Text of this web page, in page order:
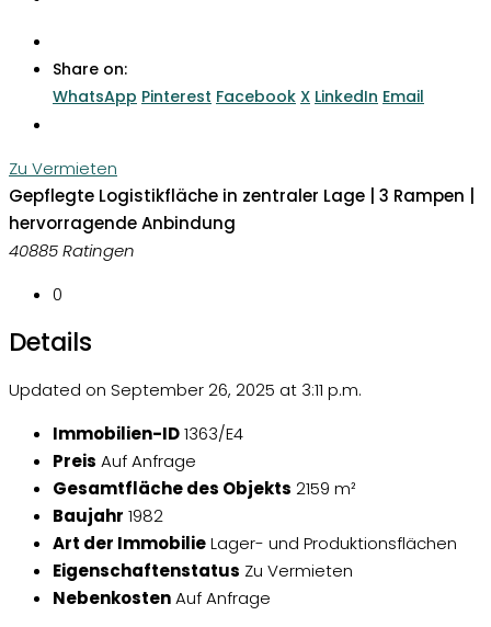
Share on:
WhatsApp Pinterest Facebook X LinkedIn Email
Zu Vermieten
Gepflegte Logistikfläche in zentraler Lage | 3 Rampen |
hervorragende Anbindung
40885 Ratingen
0
Details
Updated on September 26, 2025 at 3:11 p.m.
Immobilien-ID1363/E4
Preis Auf Anfrage
Gesamtfläche des Objekts 2159 m²
Baujahr 1982
Art der ImmobilieLager- und Produktionsflächen
Eigenschaftenstatus Zu Vermieten
NebenkostenAuf Anfrage